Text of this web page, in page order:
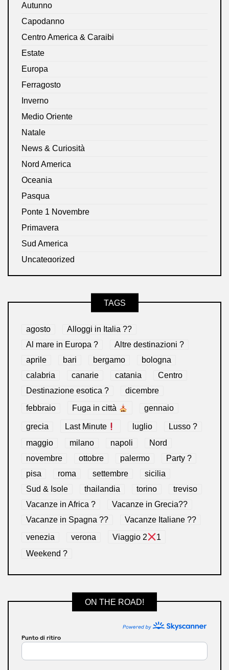
Autunno
Capodanno
Centro America & Caraibi
Estate
Europa
Ferragosto
Inverno
Medio Oriente
Natale
News & Curiosità
Nord America
Oceania
Pasqua
Ponte 1 Novembre
Primavera
Sud America
Uncategorized
TAGS
agosto
Alloggi in Italia ??
Al mare in Europa ?️
Altre destinazioni ?
aprile
bari bergamo
bologna
calabria
canarie catania
Centro
Destinazione esotica ?
dicembre
febbraio Fuga in città gennaio
grecia Last Minute luglio
Lusso ?
maggio
milano napoli
Nord
novembre
ottobre palermo
Party ?
pisa
roma settembre
sicilia
Sud & Isole
thailandia torino
treviso
Vacanze in Africa ?
Vacanze in Grecia??
Vacanze in Spagna ??
Vacanze Italiane ??
venezia verona Viaggio 2
1
Weekend ?
ON THE ROAD!